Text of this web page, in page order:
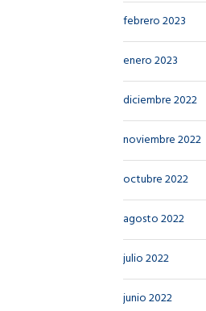
febrero 2023
enero 2023
diciembre 2022
noviembre 2022
octubre 2022
agosto 2022
julio 2022
junio 2022